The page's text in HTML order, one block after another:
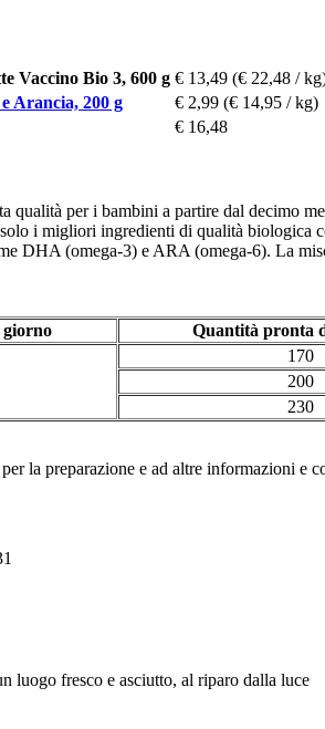
Vaccino Bio 3, 600 g € 13,49 (€ 22,48 /
Arancia, 200 g
€ 2,99 (€ 14,95 / kg)
€ 16,48
per i bambini a partire dal decimo
i migliori ingredienti di qualità
DHA (omega-3) e ARA (omega-6). La
giorno Quantità pronta
170
200
230
la preparazione e ad altre informazioni e
luogo fresco e asciutto, al riparo dalla luce